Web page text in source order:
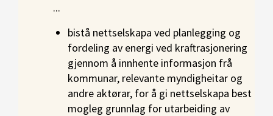
...
bistå nettselskapa ved planlegging og
fordeling av energi ved kraftrasjonering
gjennom å innhente informasjon frå
kommunar, relevante myndigheitar og
andre aktørar, for å gi nettselskapa best
mogleg grunnlag for utarbeiding av